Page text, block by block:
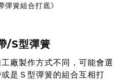
彈簧組合打底》
/S型彈簧
廠製作方式不同，可能會選
是Ｓ型彈簧的組合互相打